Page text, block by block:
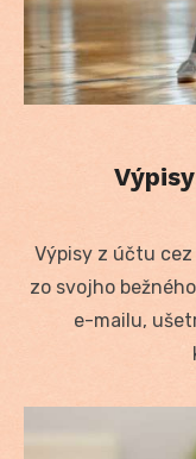
Výpisy z účtu
zo svojho
e-mailu,